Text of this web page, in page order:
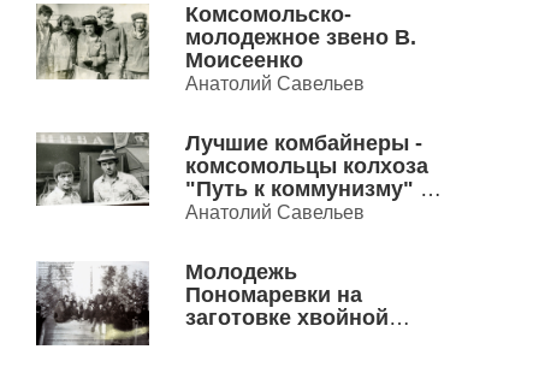
Комсомольско-
молодежное звено В.
Моисеенко
Анатолий Савельев
Лучшие комбайнеры -
комсомольцы колхоза
"Путь к коммунизму" Н.
Мисюренко и Л.
Анатолий Савельев
Молодежь
Пономаревки на
заготовке хвойной